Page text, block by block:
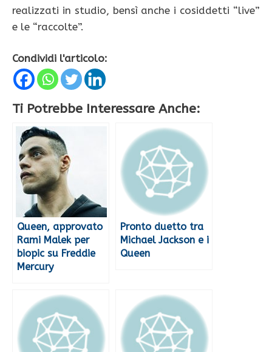
realizzati in studio, bensì anche i cosiddetti “live”
e le “raccolte”.
Condividi l'articolo:
Ti Potrebbe Interessare Anche:
Queen, approvato
Rami Malek per
biopic su Freddie
Mercury
Pronto duetto tra
Michael Jackson e i
Queen